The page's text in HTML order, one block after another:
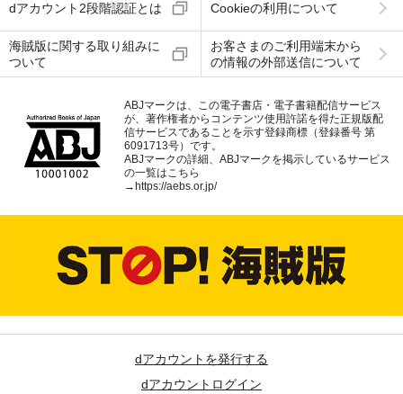
dアカウント2段階認証とは Cookieの利用について
海賊版に関する取り組みに
ついて
お客さまのご利用端末から
の情報の外部送信について
ABJマークは、この電子書店・電子書籍配信サービス
が、著作権者からコンテンツ使用許諾を得た正規版配
信サービスであることを示す登録商標（登録番号 第
6091713号）です。
ABJマークの詳細、ABJマークを掲示しているサービス
の一覧はこちら
→ https://aebs.or.jp/
dアカウントを発行する
dアカウントログイン